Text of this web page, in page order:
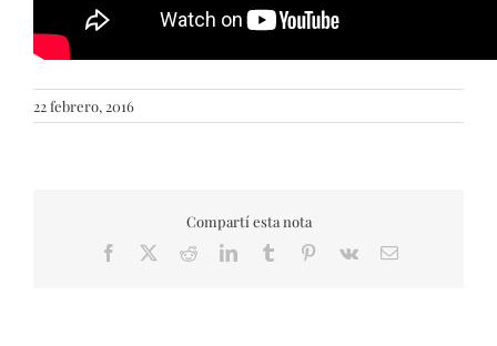
22 febrero, 2016
Compartí esta nota
Facebook RedditLinkedInTumblr Pinterest
Vk Email